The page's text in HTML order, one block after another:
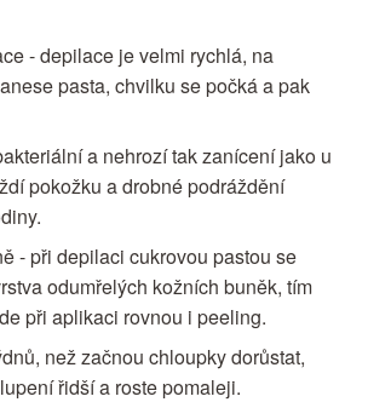
- depilace je velmi rychlá, na
pasta, chvilku se počká a pak
a nehrozí tak zanícení jako u
pokožku a drobné podráždění
- při depilaci cukrovou pastou se
odumřelých kožních buněk, tím
při aplikaci rovnou i peeling.
než začnou chloupky dorůstat,
řidší a roste pomaleji.